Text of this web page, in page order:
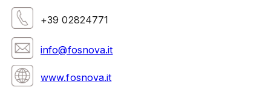
+39 02824771
info@fosnova.it
www.fosnova.it